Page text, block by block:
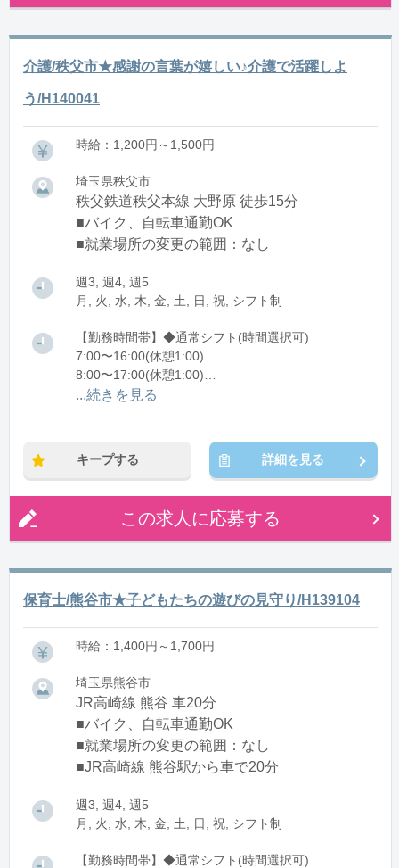
介護/秩父市★感謝の言葉が嬉しい♪介護で活躍しよ
う/H140041
時給：1,200円～1,500円
埼玉県秩父市
秩父鉄道秩父本線 大野原 徒歩15分
■バイク、自転車通勤OK
■就業場所の変更の範囲：なし
週3, 週4, 週5
月, 火, 水, 木, 金, 土, 日, 祝, シフト制
【勤務時間帯】◆通常シフト(時間選択可)
7:00〜16:00(休憩1:00)
8:00〜17:00(休憩1:00)
12:00〜21:00(休憩1:00)
...続きを見る
キープする 詳細を見る
この求人に応募する
保育士/熊谷市★子どもたちの遊びの見守り/H139104
時給：1,400円～1,700円
埼玉県熊谷市
JR高崎線 熊谷 車20分
■バイク、自転車通勤OK
■就業場所の変更の範囲：なし
■JR高崎線 熊谷駅から車で20分
週3, 週4, 週5
月, 火, 水, 木, 金, 土, 日, 祝, シフト制
【勤務時間帯】◆通常シフト(時間選択可)